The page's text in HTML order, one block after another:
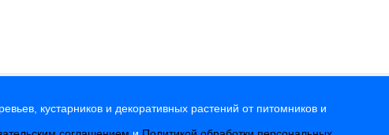
кустарников и декоративных растений от питомников и